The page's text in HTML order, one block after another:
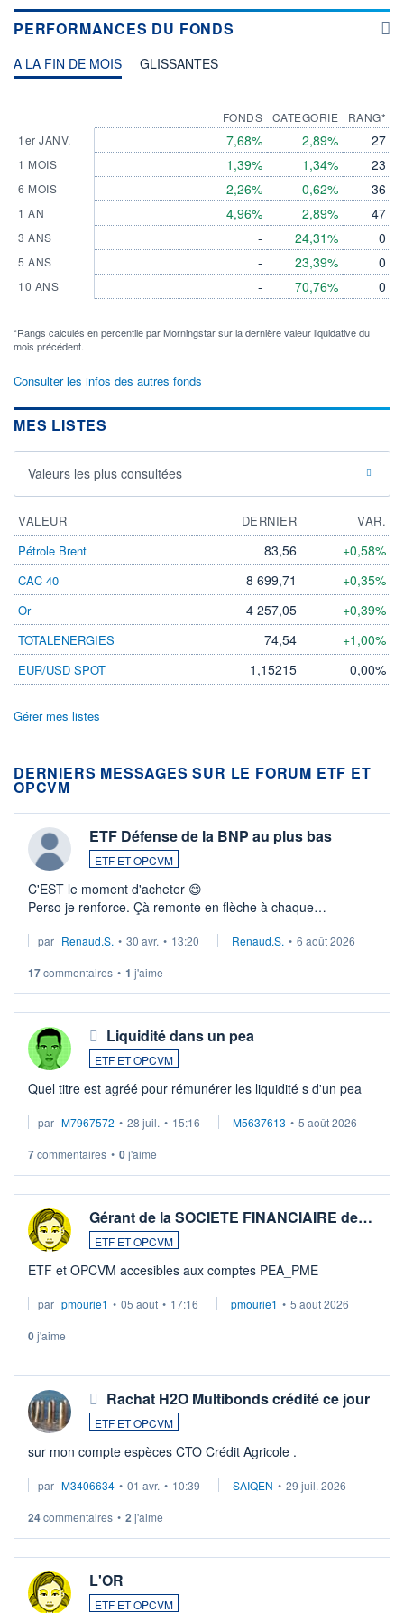
PERFORMANCES DU FONDS
A LA FIN DE MOIS GLISSANTES
1er JANV.
1 MOIS
6 MOIS
1 AN
3 ANS
5 ANS
10 ANS
FONDS
7,68%
1,39%
2,26%
4,96%
-
-
-
CATEGORIE
2,89%
1,34%
0,62%
2,89%
24,31%
23,39%
70,76%
RANG*
27
23
36
47
0
0
0
*Rangs calculés en percentile par Morningstar sur la dernière valeur liquidative du
mois précédent.
Consulter les infos des autres fonds
MES LISTES
Valeurs les plus consultées
VALEUR DERNIER
VAR.
Pétrole Brent
83,56 +0,58%
CAC 40 8 699,71 +0,35%
Or 4 257,05 +0,39%
TOTALENERGIES 74,54 +1,00%
EUR/USD SPOT 1,15215 0,00%
Gérer mes listes
DERNIERS MESSAGES SUR LE FORUM ETF ET
OPCVM
ETF Défense de la BNP au plus bas
ETF ET OPCVM
C'EST le moment d'acheter 😄​
Perso je renforce. Çà remonte en flèche à chaque
Investissement long terme tip top pour sa retraite.
par Renaud.S. • 30 avr. • 13:20 Renaud.S. • 6 août 2026
17commentaires • 1 j'aime
Liquidité dans un pea
ETF ET OPCVM
Quel titre est agréé pour rémunérer les liquidité s d'un pea
par M7967572 • 28 juil. • 15:16 M5637613 • 5 août 2026
7commentaires • 0j'aime
Gérant de la SOCIETE FINANCIAIRE de…
ETF ET OPCVM
ETF et OPCVM accesibles aux comptes PEA_PME
par pmourie1 • 05 août • 17:16 pmourie1 • 5 août 2026
0j'aime
Rachat H2O Multibonds crédité ce jour
ETF ET OPCVM
sur mon compte espèces CTO Crédit Agricole .
par M3406634 • 01 avr. • 10:39 SAIQEN • 29 juil. 2026
24commentaires • 2 j'aime
L'OR
ETF ET OPCVM